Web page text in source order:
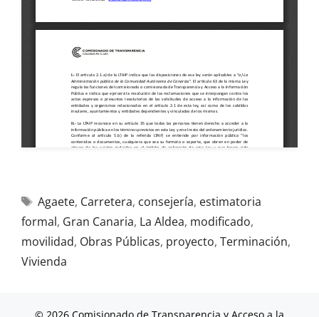
Agaete, Carretera, consejería, estimatoria
formal, Gran Canaria, La Aldea, modificado,
movilidad, Obras Públicas, proyecto, Terminación,
Vivienda